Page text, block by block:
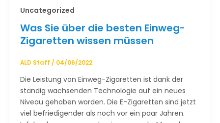
Uncategorized
Was Sie über die besten Einweg-
Zigaretten wissen müssen
ALD Staff / 04/06/2022
Die Leistung von Einweg-Zigaretten ist dank der
ständig wachsenden Technologie auf ein neues
Niveau gehoben worden. Die E-Zigaretten sind jetzt
viel befriedigender als noch vor ein paar Jahren.